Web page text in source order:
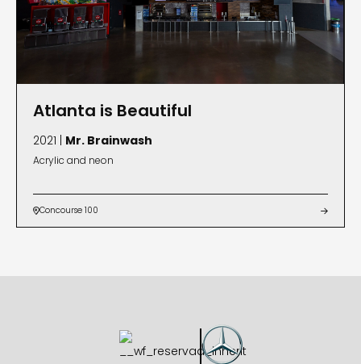
Atlanta is Beautiful
2021 | Mr. Brainwash
Acrylic and neon
Concourse 100 